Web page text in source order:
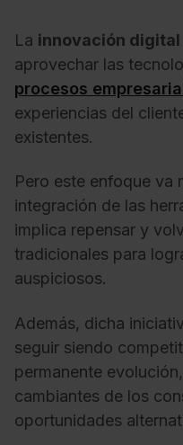
La innovación digital
aprovechar las
procesos
experiencias del
existentes.
Pero este enfoque va
integración de las
implica repensar y
tradicionales para
auspiciosos.
Además, dicha
seguir siendo
permanente
cambiantes de los
oportunidades